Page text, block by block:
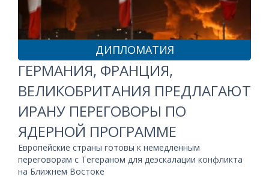
ДИПЛОМАТИЯ
ГЕРМАНИЯ, ФРАНЦИЯ,
ВЕЛИКОБРИТАНИЯ ПРЕДЛАГАЮТ
ИРАНУ ПЕРЕГОВОРЫ ПО
ЯДЕРНОЙ ПРОГРАММЕ
Европейские страны готовы к немедленным
переговорам с Тегераном для деэскалации конфликта
на Ближнем Востоке